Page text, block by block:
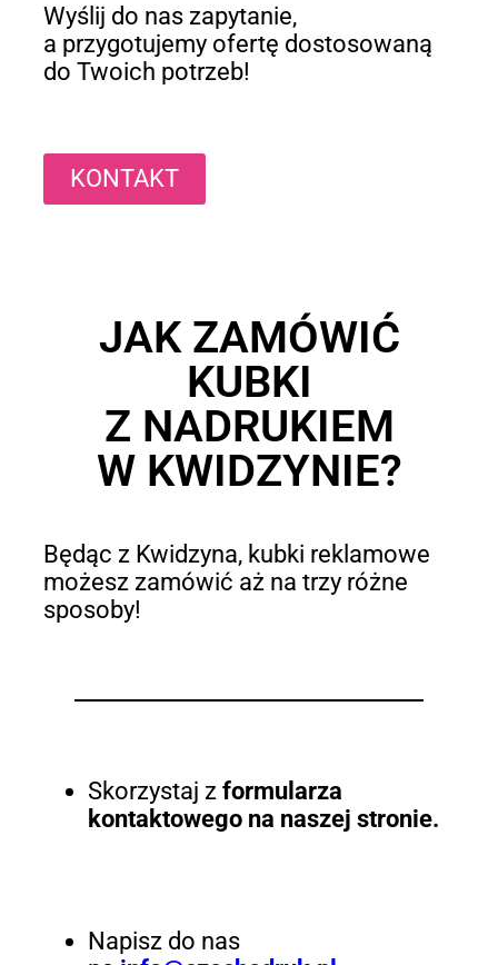
Wyślij do nas zapytanie,
a przygotujemy ofertę dostosowaną
do Twoich potrzeb!
KONTAKT
JAK ZAMÓWIĆ
KUBKI
Z NADRUKIEM
W KWIDZYNIE?
Będąc z Kwidzyna, kubki reklamowe
możesz zamówić aż na trzy różne
sposoby!
Skorzystaj z formularza
kontaktowego na naszej stronie.
Napisz do nas